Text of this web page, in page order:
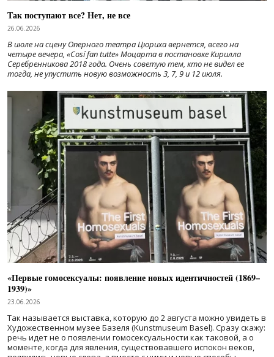
Так поступают все? Нет, не все
26.06.2026
В июле на сцену Оперного театра Цюриха вернется, всего на
четыре вечера, «Cosí fan tutte» Моцарта в постановке Кирилла
Серебренникова 2018 года. Очень советую тем, кто не видел ее
тогда, не упустить новую возможность 3, 7, 9 и 12 июля.
«Первые гомосексуалы: появление новых идентичностей (1869–
1939)»
23.06.2026
Так называется выставка, которую до 2 августа можно увидеть в
Художественном музее Базеля (Kunstmuseum Basel). Сразу скажу:
речь идет не о появлении гомосексуальности как таковой, а о
моменте, когда для явления, существовавшего испокон веков,